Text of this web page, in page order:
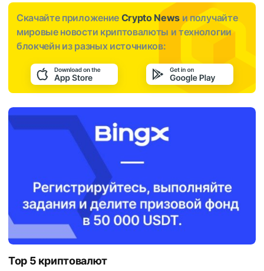
Скачайте приложение Crypto News и получайте
мировые новости криптовалюты и технологии
блокчейн из разных источников:
Top 5 криптовалют